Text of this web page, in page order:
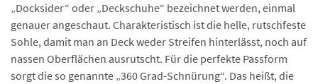
„Docksider“ oder „Deckschuhe“ bezeichnet werden, einmal
genauer angeschaut. Charakteristisch ist die helle, rutschfeste
Sohle, damit man an Deck weder Streifen hinterlässt, noch auf
nassen Oberflächen ausrutscht. Für die perfekte Passform
sorgt die so genannte „360 Grad-Schnürung“. Das heißt, die